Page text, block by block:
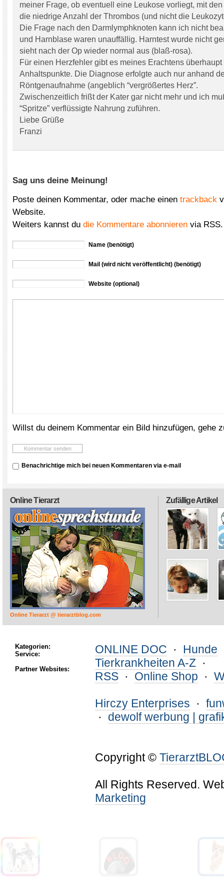
meiner Frage, ob eventuell eine Leukose vorliegt, mit
die niedrige Anzahl der Thrombos (und nicht die
Die Frage nach den Darmlymphknoten kann ich nicht
und Harnblase waren unauffällig. Harntest wurde nicht
sieht nach der Op wieder normal aus (blaß-rosa).
Für einen Herzfehler gibt es meines Erachtens
Anhaltspunkte. Die Diagnose erfolgte auch nur anhand
Röntgenaufnahme (angeblich “vergrößertes Herz”.
Zwischenzeitlich frißt der Kater gar nicht mehr und ich
“Spritze” verflüssigte Nahrung zuführen.
Liebe Grüße
Franzi
Sag uns deine Meinung!
Poste deinen Kommentar, oder mache einen trackback
Website.
Weiters kannst du die Kommentare abonnieren via RSS.
Name (benötigt)
Mail (wird nicht veröffentlicht) (benötigt)
Website (optional)
Willst du deinem Kommentar ein Bild hinzufügen, gehe
Benachrichtige mich bei neuen Kommentaren via e-mail
Zufällige Artikel
Online Tierarzt
Online Tierarzt @ tierarztblog.com
Kategorien:
Service:
Partner Websites:
ONLINE DOC · Hunde
Tierkrankheiten A-Z ·
RSS · Online Shop ·
Hirczy Enterprises ·
· dewolf werbung |
Copyright ©
All Rights Reserved.
Marketing